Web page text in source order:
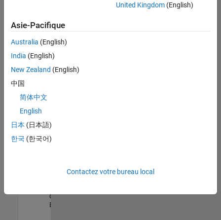
lieu
pour
l’ensemble
des
opportunités
votre
région.
Senior Software Quality Engineer
Senior
Engineer
qualité |
Expérimenté(e)
United Kingdom(English)
Asie-Pacifique
Australia (English)
India (English)
New Zealand (English)
中国
简体中文
English
日本 (日本語)
한국 (한국어)
Contactez votre bureau local